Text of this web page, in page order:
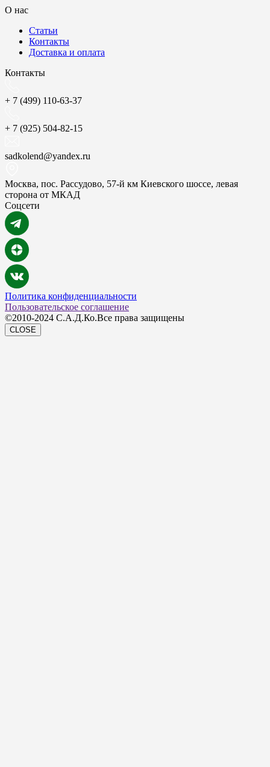
О нас
Статьи
Контакты
Доставка и оплата
Контакты
+ 7 (499) 110-63-37
+ 7 (925) 504-82-15
sadkolend@yandex.ru
Москва, пос. Рассудово, 57-й км Киевского шоссе, левая
сторона от МКАД
Соцсети
Политика конфиденциальности
Пользовательское соглашение
©2010-2024 С.А.Д.Ко.Все права защищены
CLOSE